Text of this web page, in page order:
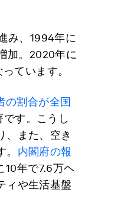
み、1994年に
加。2020年に
ています。
の割合が全国
す。こうし
、また、空き
内閣府の報
10年で7.6万ヘ
ィや生活基盤